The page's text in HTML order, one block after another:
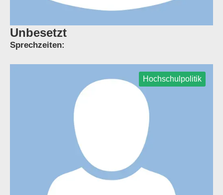
Unbesetzt
Sprechzeiten:
Hochschulpolitik